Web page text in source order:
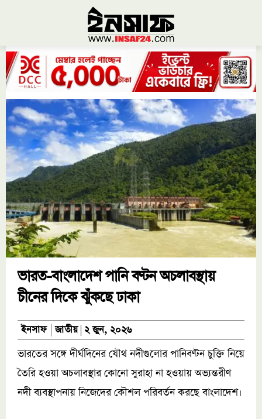
ভারত-বাংলাদেশ পানি বণ্টন অচলাবস্থায়
চীনের দিকে ঝুঁকছে ঢাকা
ইনসাফ জাতীয় ২ জুন, ২০২৬
ভারতের সঙ্গে দীর্ঘদিনের যৌথ নদীগুলোর পানিবণ্টন চুক্তি নিয়ে
তৈরি হওয়া অচলাবস্থার কোনো সুরাহা না হওয়ায় অভ্যন্তরীণ
নদী ব্যবস্থাপনায় নিজেদের কৌশল পরিবর্তন করছে বাংলাদেশ।